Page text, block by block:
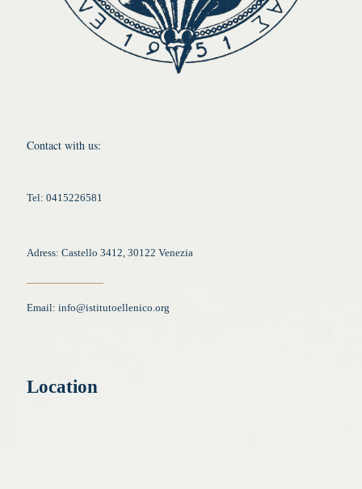
Contact with us:
Tel: 0415226581
Adress: Castello 3412, 30122 Venezia
Email: info@istitutoellenico.org
Location